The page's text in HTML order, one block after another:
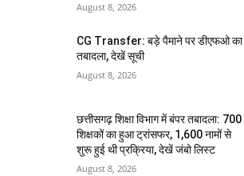
August 8, 2026
CG Transfer: बड़े पैमाने पर डीएफओ का
तबादला, देखें सूची
August 8, 2026
छत्तीसगढ़ शिक्षा विभाग में बंपर तबादला: 700
शिक्षकों का हुआ ट्रांसफर, 1,600 नामों से
शुरू हुई थी प्रक्रिया, देखें जंबो लिस्ट
August 8, 2026